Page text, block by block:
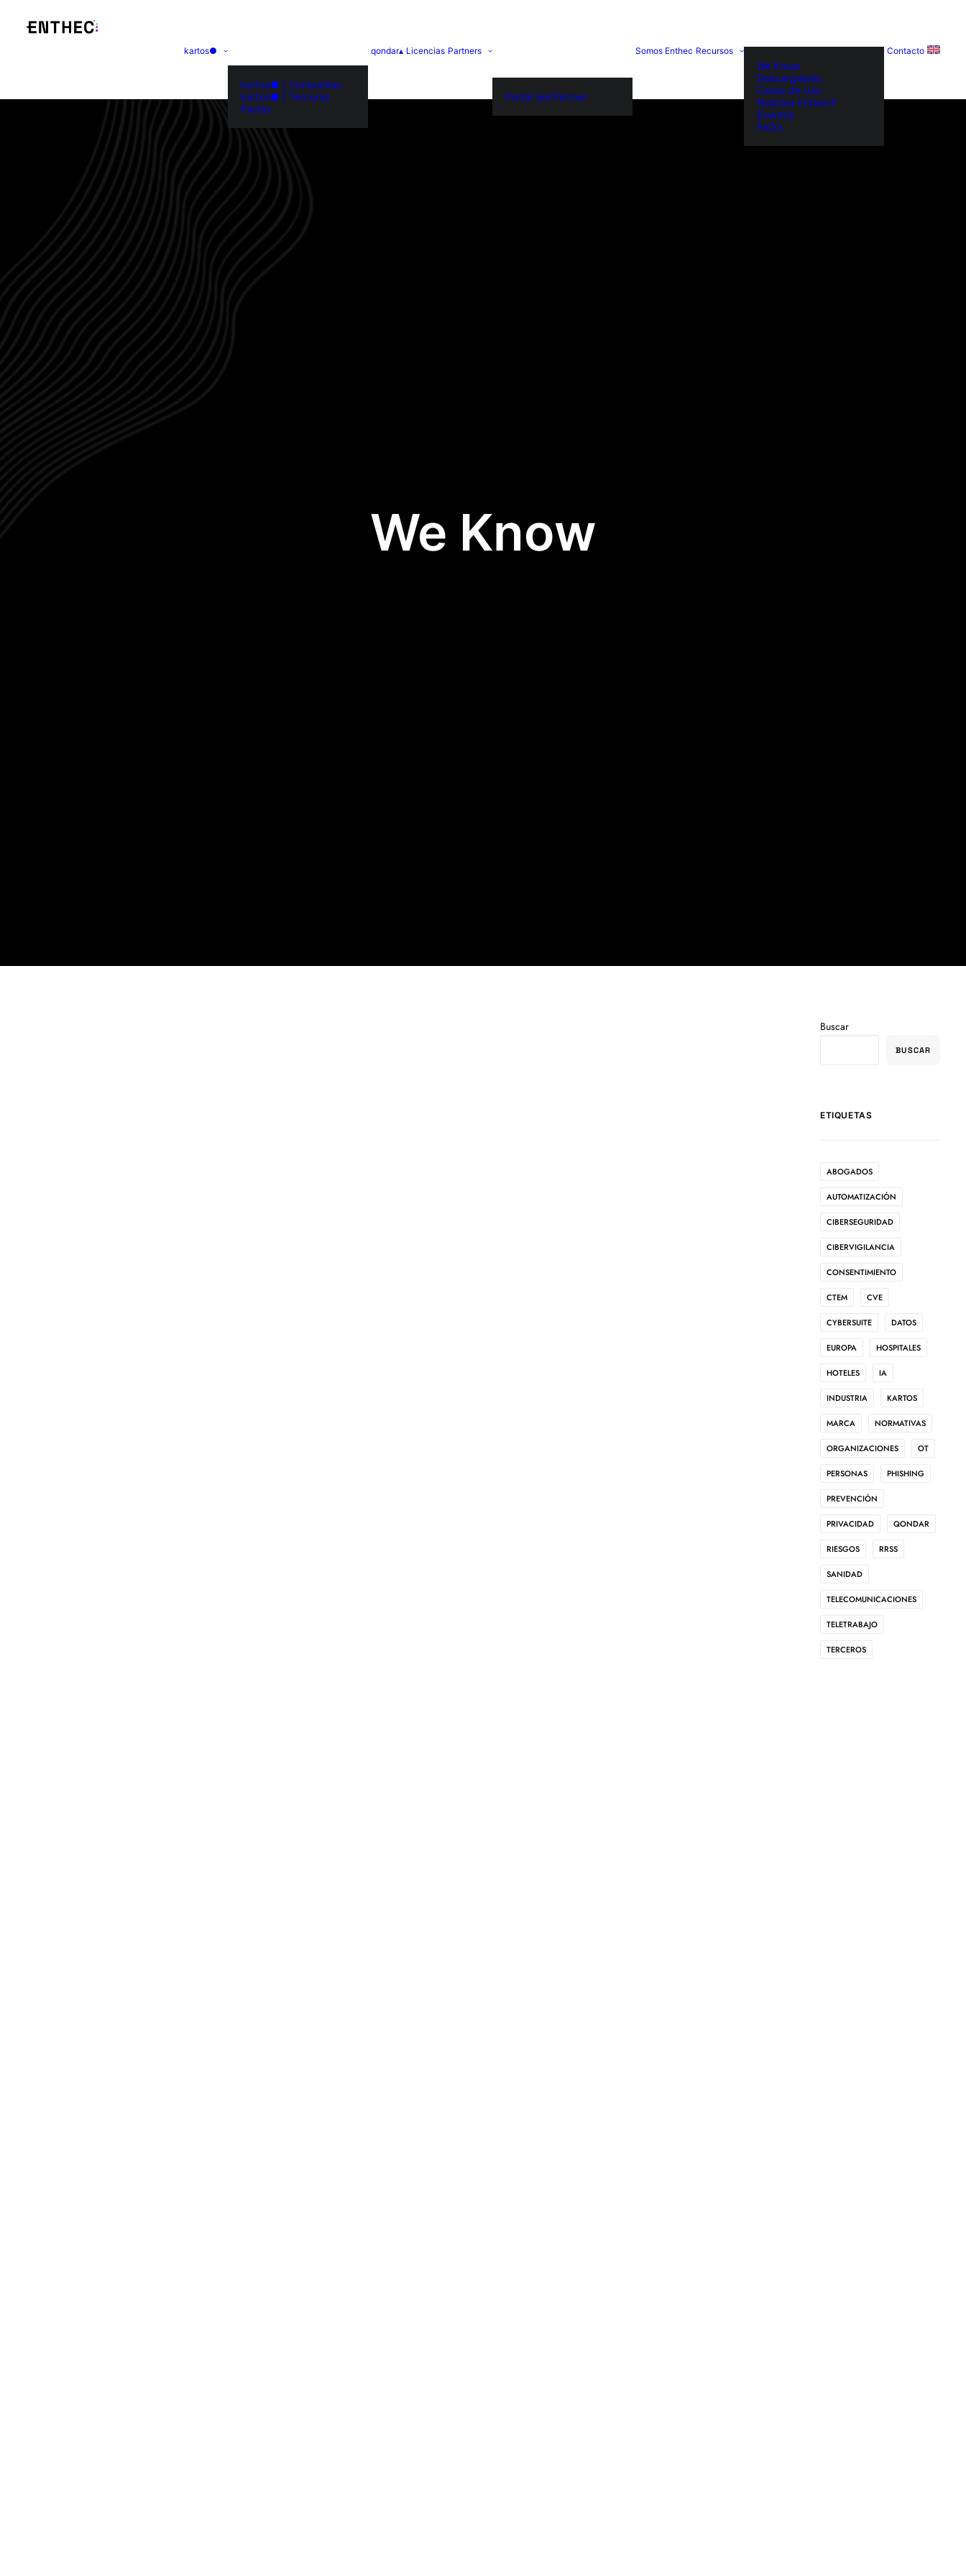
kartos●
kartos● | Compañías
kartos● | Terceras
Partes
qondar▴ Licencias Partners
Portal del Partner
Somos Enthec Recursos
We Know
Descargables
Casos de Uso
Noticias Enthec®
Eventos
FAQ’s
Contacto
We Know
Buscar
BUSCAR
ETIQUETAS
ABOGADOS
AUTOMATIZACIÓN
CIBERSEGURIDAD
CIBERVIGILANCIA
CONSENTIMIENTO
CTEM CVE
CYBERSUITE DATOS
EUROPA HOSPITALES
HOTELES IA
INDUSTRIA KARTOS
MARCA NORMATIVAS
ORGANIZACIONES OT
PERSONAS PHISHING
PREVENCIÓN
PRIVACIDAD QONDAR
RIESGOS RRSS
SANIDAD
TELECOMUNICACIONES
TELETRABAJO
TERCEROS